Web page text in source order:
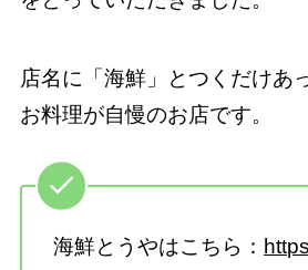
店名に「海鮮」とつくだけあ
お料理が自慢のお店です。
海鮮とうやはこちら：